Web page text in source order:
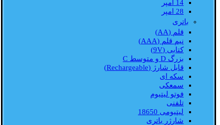
14 امپر
28 امپر
باتری
قلم (AA)
نیم قلم (AAA)
کتابی (9V)
بزرگ D و متوسط C
قابل شارژ (Rechargeable)
سکه ای
سمعکی
فوتو لیتیوم
تلفنی
لیتیومی 18650
شارژر باتری